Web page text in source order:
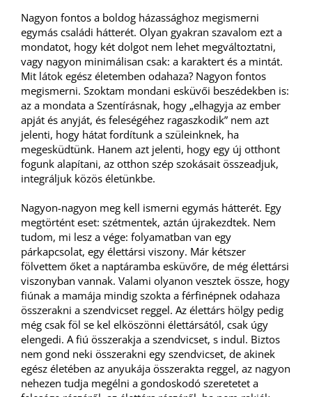
Nagyon fontos a boldog házassághoz megismerni
egymás családi hátterét. Olyan gyakran szavalom ezt a
mondatot, hogy két dolgot nem lehet megváltoztatni,
vagy nagyon minimálisan csak: a karaktert és a mintát.
Mit látok egész életemben odahaza? Nagyon fontos
megismerni. Szoktam mondani esküvői beszédekben is:
az a mondata a Szentírásnak, hogy „elhagyja az ember
apját és anyját, és feleségéhez ragaszkodik” nem azt
jelenti, hogy hátat fordítunk a szüleinknek, ha
megesküdtünk. Hanem azt jelenti, hogy egy új otthont
fogunk alapítani, az otthon szép szokásait összeadjuk,
integráljuk közös életünkbe.
Nagyon-nagyon meg kell ismerni egymás hátterét. Egy
megtörtént eset: szétmentek, aztán újrakezdtek. Nem
tudom, mi lesz a vége: folyamatban van egy
párkapcsolat, egy élettársi viszony. Már kétszer
fölvettem őket a naptáramba esküvőre, de még élettársi
viszonyban vannak. Valami olyanon vesztek össze, hogy
fiúnak a mamája mindig szokta a férfinépnek odahaza
összerakni a szendvicset reggel. Az élettárs hölgy pedig
még csak föl se kel elköszönni élettársától, csak úgy
elengedi. A fiú összerakja a szendvicset, s indul. Biztos
nem gond neki összerakni egy szendvicset, de akinek
egész életében az anyukája összerakta reggel, az nagyon
nehezen tudja megélni a gondoskodó szeretetet a